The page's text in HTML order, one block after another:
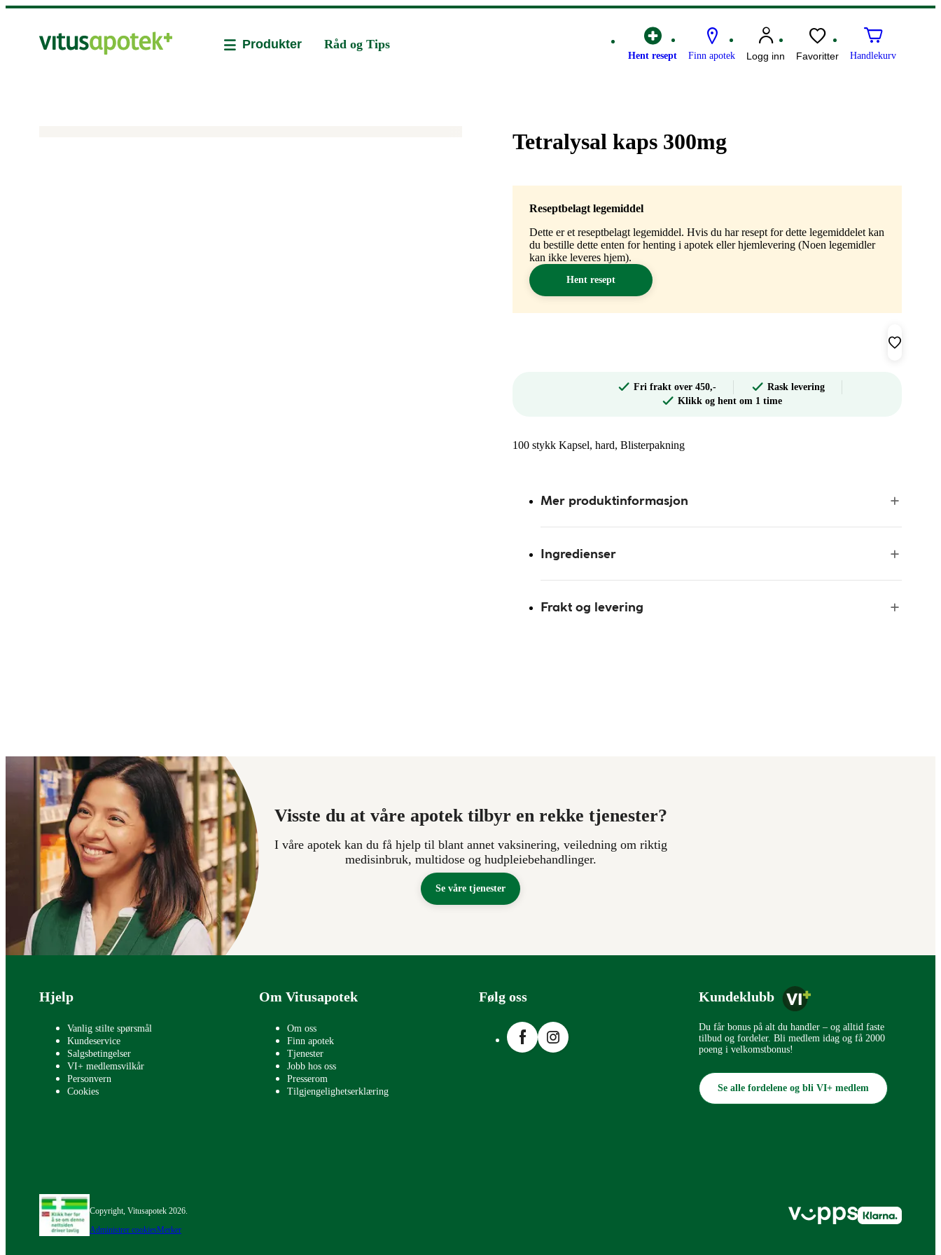
Hent resept Finn apotek Logg inn Favoritter Handlekurv
Produkter Råd og Tips
Tetralysal kaps 300mg
Reseptbelagt legemiddel
Dette er et reseptbelagt legemiddel. Hvis du har resept for dette legemiddelet kan
du bestille dette enten for henting i apotek eller hjemlevering (Noen legemidler
kan ikke leveres hjem).
Hent resept
Fri frakt over 450,-
Rask levering
Klikk og hent om 1 time
100 stykk Kapsel, hard, Blisterpakning
Mer produktinformasjon
Ingredienser
Frakt og levering
Visste du at våre apotek tilbyr en rekke tjenester?
I våre apotek kan du få hjelp til blant annet vaksinering, veiledning om riktig
medisinbruk, multidose og hudpleiebehandlinger.
Se våre tjenester
Bunntekst
Hjelp
Vanlig stilte spørsmål
Kundeservice
Salgsbetingelser
VI+ medlemsvilkår
Personvern
Cookies
Om Vitusapotek
Om oss
Finn apotek
Tjenester
Jobb hos oss
Presserom
Tilgjengelighetserklæring
Følg oss
FacebookInstagram
Kundeklubb
Du får bonus på alt du handler – og alltid faste
tilbud og fordeler. Bli medlem idag og få 2000
poeng i velkomstbonus!
Se alle fordelene og bli VI+ medlem
Copyright, Vitusapotek 2026.
Administrer cookiesMerker